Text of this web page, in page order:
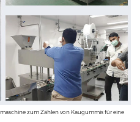
zum Zählen von Kaugummis für eine